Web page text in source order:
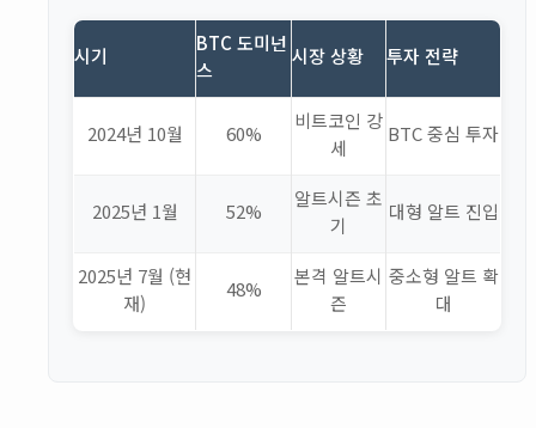
시기
BTC 도미넌
스
시장 상황 투자 전략
2024년 10월 60%
비트코인 강
세
BTC 중심 투자
2025년 1월 52%
알트시즌 초
기
대형 알트 진입
2025년 7월 (현
재)
48%
본격 알트시
즌
중소형 알트 확
대